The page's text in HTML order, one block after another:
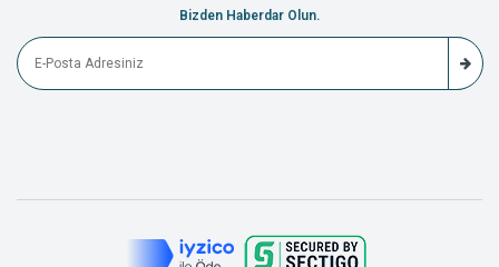
Bizden Haberdar Olun.